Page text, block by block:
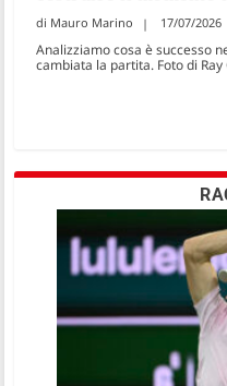
Mauro Marino 17/07/2026
Analizziamo cosa è successo
cambiata la partita. Foto di Ray